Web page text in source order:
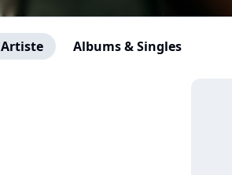
Artiste Albums & Singles